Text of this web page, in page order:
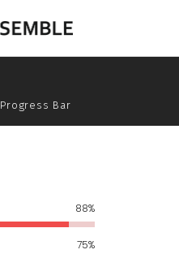
Progress Bar
88
75